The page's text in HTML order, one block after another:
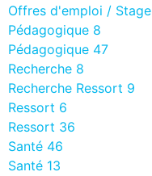
Offres d'emploi / Stage
Pédagogique 8
Pédagogique 47
Recherche 8
Recherche Ressort 9
Ressort 6
Ressort 36
Santé 46
Santé 13